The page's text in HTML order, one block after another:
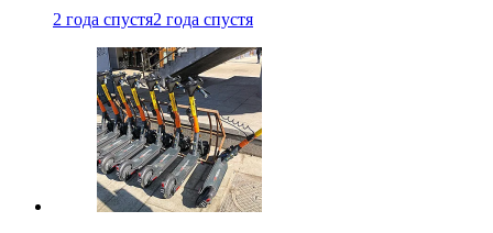
2 года спустя2 года спустя